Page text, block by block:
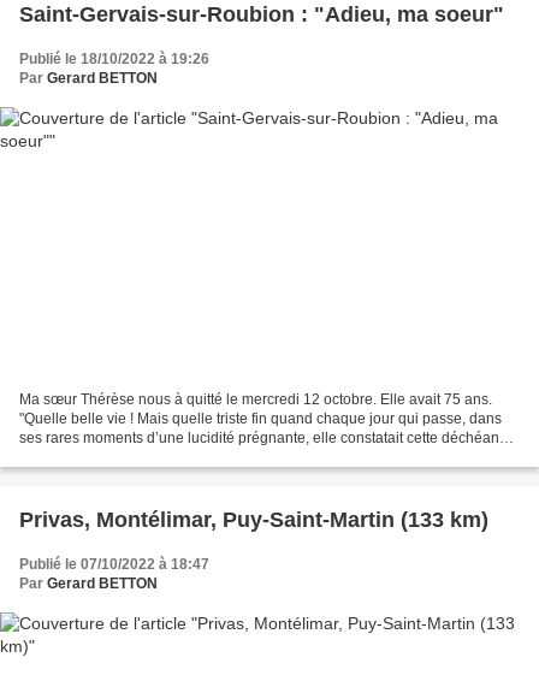
Saint-Gervais-sur-Roubion : "Adieu, ma soeur"
Publié le 18/10/2022 à 19:26
Par Gerard BETTON
Ma sœur Thérèse nous à quitté le mercredi 12 octobre. Elle avait 75 ans.
"Quelle belle vie ! Mais quelle triste fin quand chaque jour qui passe, dans
ses rares moments d’une lucidité prégnante, elle constatait cette déchéance
Privas, Montélimar, Puy-Saint-Martin (133 km)
Publié le 07/10/2022 à 18:47
Par Gerard BETTON